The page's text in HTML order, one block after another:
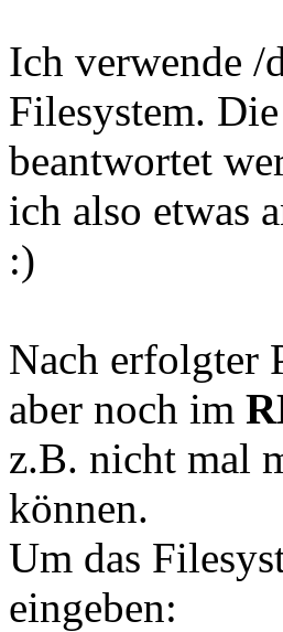
Ich verwende
Filesystem.
beantwortet
ich also etwas
:)
Nach erfolgter
aber noch im
z.B. nicht mal
können.
Um das
eingeben: